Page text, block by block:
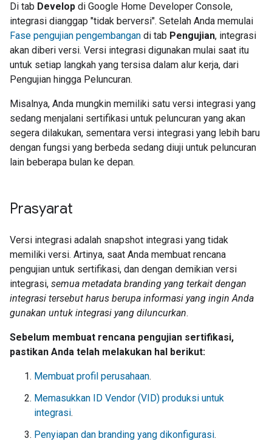
Di tab Develop di Google Home Developer Console,
integrasi dianggap "tidak berversi". Setelah Anda memulai
Fase pengujian pengembangan di tab Pengujian, integrasi
akan diberi versi. Versi integrasi digunakan mulai saat itu
untuk setiap langkah yang tersisa dalam alur kerja, dari
Pengujian hingga Peluncuran.
Misalnya, Anda mungkin memiliki satu versi integrasi yang
sedang menjalani sertifikasi untuk peluncuran yang akan
segera dilakukan, sementara versi integrasi yang lebih baru
dengan fungsi yang berbeda sedang diuji untuk peluncuran
lain beberapa bulan ke depan.
Prasyarat
Versi integrasi adalah snapshot integrasi yang tidak
memiliki versi. Artinya, saat Anda membuat rencana
pengujian untuk sertifikasi, dan dengan demikian versi
integrasi, semua metadata branding yang terkait dengan
integrasi tersebut harus berupa informasi yang ingin Anda
gunakan untuk integrasi yang diluncurkan.
Sebelum membuat rencana pengujian sertifikasi,
pastikan Anda telah melakukan hal berikut:
Membuat profil perusahaan.
Memasukkan ID Vendor (VID) produksi untuk
integrasi.
Penyiapan dan branding yang dikonfigurasi.